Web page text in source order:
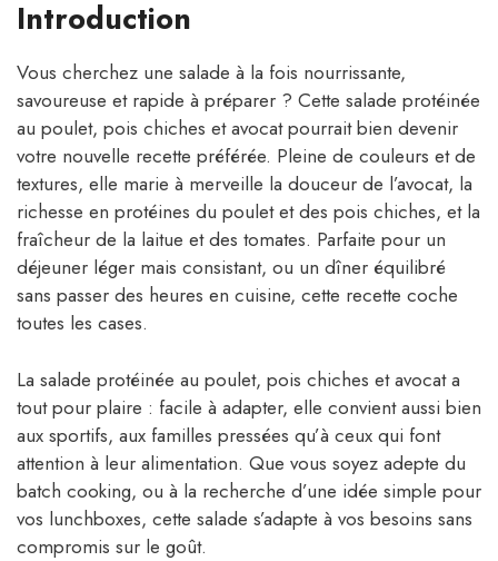
Introduction
Vous cherchez une salade à la fois nourrissante,
savoureuse et rapide à préparer ? Cette salade protéinée
au poulet, pois chiches et avocat pourrait bien devenir
votre nouvelle recette préférée. Pleine de couleurs et de
textures, elle marie à merveille la douceur de l’avocat, la
richesse en protéines du poulet et des pois chiches, et la
fraîcheur de la laitue et des tomates. Parfaite pour un
déjeuner léger mais consistant, ou un dîner équilibré
sans passer des heures en cuisine, cette recette coche
toutes les cases.
La salade protéinée au poulet, pois chiches et avocat a
tout pour plaire : facile à adapter, elle convient aussi bien
aux sportifs, aux familles pressées qu’à ceux qui font
attention à leur alimentation. Que vous soyez adepte du
batch cooking, ou à la recherche d’une idée simple pour
vos lunchboxes, cette salade s’adapte à vos besoins sans
compromis sur le goût.